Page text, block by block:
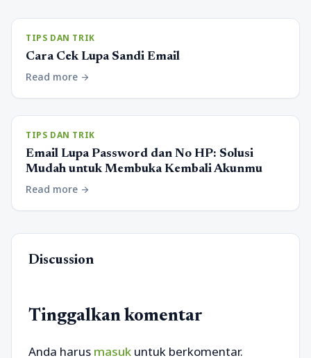
TIPS DAN TRIK
Cara Cek Lupa Sandi Email
Read more arrow_forward
TIPS DAN TRIK
Email Lupa Password dan No HP: Solusi
Mudah untuk Membuka Kembali Akunmu
Read more arrow_forward
Discussion
Tinggalkan komentar
Anda harus masuk untuk berkomentar.